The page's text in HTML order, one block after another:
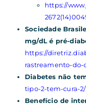
https://
Sociedade
mg/dL é pré-
https://
rastreamento-
Diabetes não
tipo-2-tem-cura-2/
Benefício de